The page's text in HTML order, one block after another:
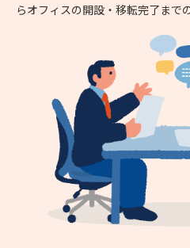
らオフィスの開設・移転完了まで